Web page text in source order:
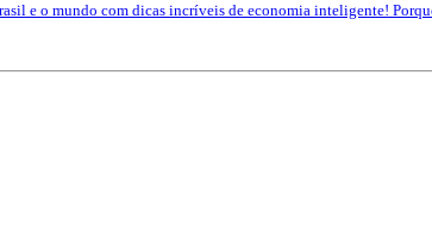
e o mundo com dicas incríveis de economia inteligente!